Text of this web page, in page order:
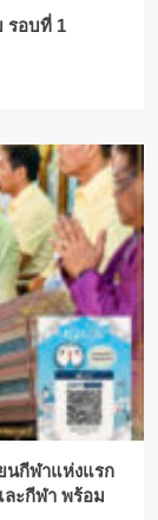
รอบที่ 1
นกีฬาแห่งแรก
ะกีฬา พร้อม